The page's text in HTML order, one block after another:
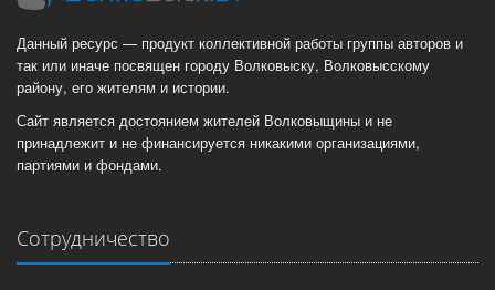
Данный ресурс — продукт коллективной работы группы авторов и
так или иначе посвящен городу Волковыску, Волковысскому
району, его жителям и истории.
Сайт является достоянием жителей Волковыщины и не
принадлежит и не финансируется никакими организациями,
партиями и фондами.
Сотрудничество